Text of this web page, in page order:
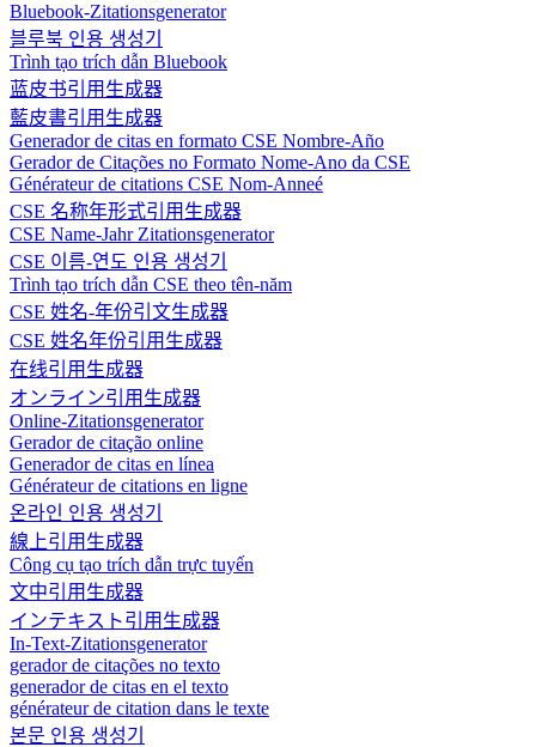
Bluebook-Zitationsgenerator
블루북 인용 생성기
Trình tạo trích dẫn Bluebook
蓝皮书引用生成器
藍皮書引用生成器
Generador de citas en formato CSE Nombre-Año
Gerador de Citações no Formato Nome-Ano da CSE
Générateur de citations CSE Nom-Anneé
CSE 名称年形式引用生成器
CSE Name-Jahr Zitationsgenerator
CSE 이름-연도 인용 생성기
Trình tạo trích dẫn CSE theo tên-năm
CSE 姓名-年份引文生成器
CSE 姓名年份引用生成器
在线引用生成器
オンライン引用生成器
Online-Zitationsgenerator
Gerador de citação online
Generador de citas en línea
Générateur de citations en ligne
온라인 인용 생성기
線上引用生成器
Công cụ tạo trích dẫn trực tuyến
文中引用生成器
インテキスト引用生成器
In-Text-Zitationsgenerator
gerador de citações no texto
generador de citas en el texto
générateur de citation dans le texte
본문 인용 생성기